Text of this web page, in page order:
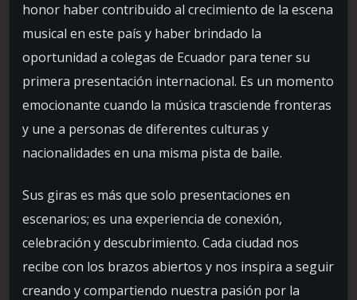
honor haber contribuido al crecimiento de la escena
musical en este país y haber brindado la
oportunidad a colegas de Ecuador para tener su
primera presentación internacional. Es un momento
emocionante cuando la música trasciende fronteras
y une a personas de diferentes culturas y
nacionalidades en una misma pista de baile.
Sus giras es más que solo presentaciones en
escenarios; es una experiencia de conexión,
celebración y descubrimiento. Cada ciudad nos
recibe con los brazos abiertos y nos inspira a seguir
creando y compartiendo nuestra pasión por la